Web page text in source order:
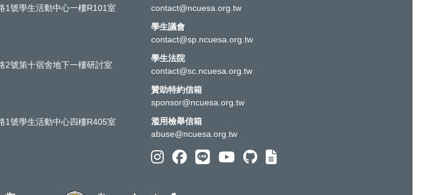
1號學生活動中心一樓R101室
2號第十宿舍地下一樓研討室
1號學生活動中心四樓R405室
contact@ncuesa.org.tw
學生議會
contact@sp.ncuesa.org.tw
學生法院
contact@sc.ncuesa.org.tw
贊助特約信箱
sponsor@ncuesa.org.tw
濫用檢舉信箱
abuse@ncuesa.org.tw